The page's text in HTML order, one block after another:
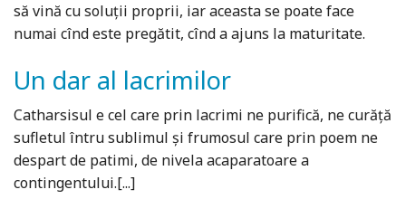
să vină cu soluții proprii, iar aceasta se poate face
numai cînd este pregătit, cînd a ajuns la maturitate.
Un dar al lacrimilor
Catharsisul e cel care prin lacrimi ne purifică, ne curăţă
sufletul întru sublimul şi frumosul care prin poem ne
despart de patimi, de nivela acaparatoare a
contingentului.[...]